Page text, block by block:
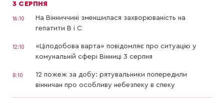
3 СЕРПНЯ
16:10
На Вінниччині зменшилася захворюваність на
гепатити В і С
12:10
«Цілодобова варта» повідомляє про ситуацію у
комунальній сфері Вінниці 3 серпня
8:10
12 пожеж за добу: рятувальники попередили
вінничан про особливу небезпеку в спеку